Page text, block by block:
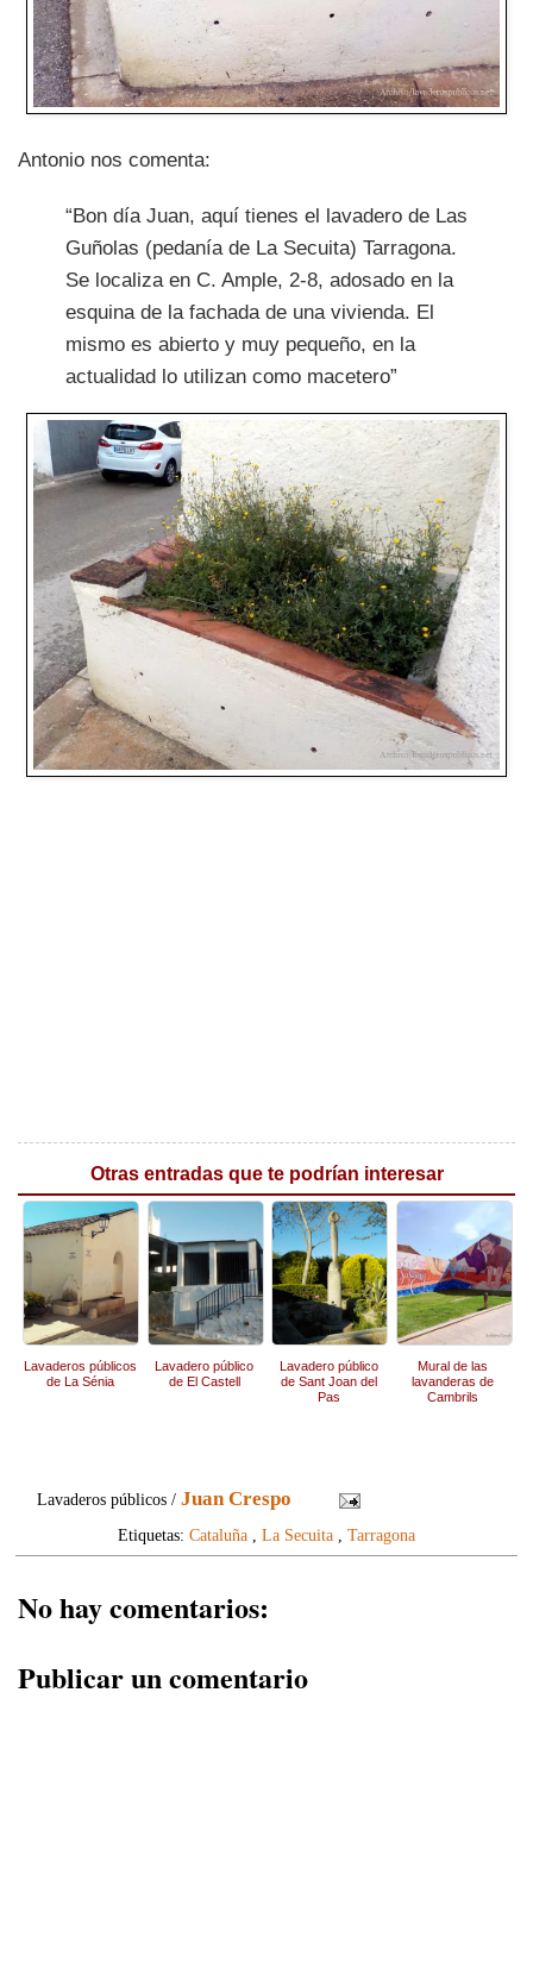
Antonio nos comenta:
“Bon día Juan, aquí tienes el lavadero de Las
Guñolas (pedanía de La Secuita) Tarragona.
Se localiza en C. Ample, 2-8, adosado en la
esquina de la fachada de una vivienda. El
mismo es abierto y muy pequeño, en la
actualidad lo utilizan como macetero”
Otras entradas que te podrían interesar
Lavaderos públicos
de La Sénia
Lavadero público
de El Castell
Lavadero público
de Sant Joan del
Pas
Mural de las
lavanderas de
Cambrils
Lavaderos públicos /Juan Crespo
Etiquetas: Cataluña La Secuita Tarragona
No hay comentarios:
Publicar un comentario